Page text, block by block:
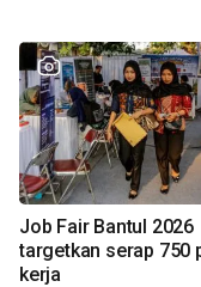
Job Fair Bantul 2026
targetkan serap 750
kerja